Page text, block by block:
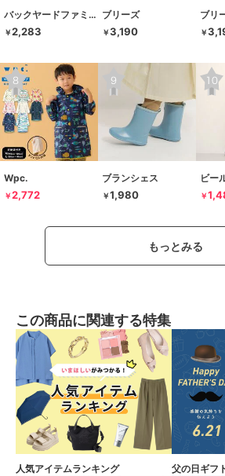
バックヤードファミリー
￥2,283
ブリーズ
￥3,190
ブリ
￥
Wpc.
￥2,772
ブランシェス
￥1,980
ビー
￥
もっとみる
この商品に関連する特集
人気アイテムランキング 父の日ギフ